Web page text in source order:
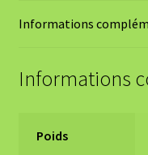
Informations
Informations
Poids